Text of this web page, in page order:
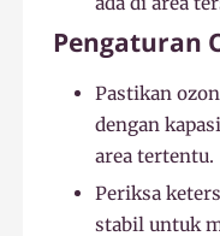
Pengaturan
Pastikan
dengan
area tertentu.
Periksa
stabil untuk